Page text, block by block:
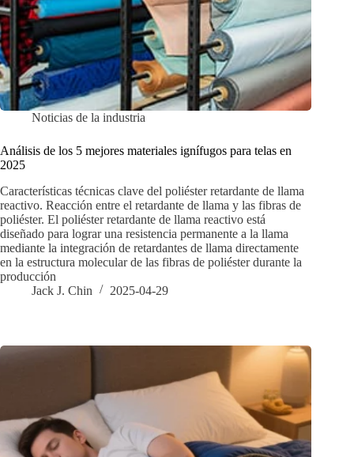
Noticias de la industria
Análisis de los 5 mejores materiales ignífugos para telas en
2025
Características técnicas clave del poliéster retardante de llama
reactivo. Reacción entre el retardante de llama y las fibras de
poliéster. El poliéster retardante de llama reactivo está
diseñado para lograr una resistencia permanente a la llama
mediante la integración de retardantes de llama directamente
en la estructura molecular de las fibras de poliéster durante la
producción
Jack J. Chin
2025-04-29